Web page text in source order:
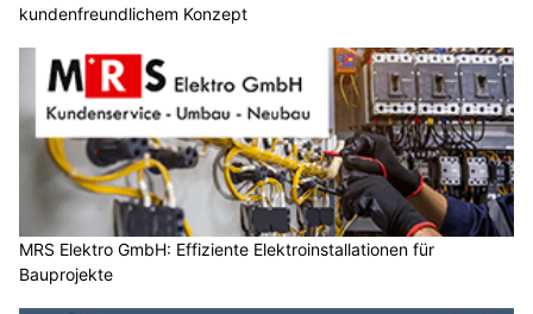
kundenfreundlichem Konzept
MRS Elektro GmbH: Effiziente Elektroinstallationen für
Bauprojekte